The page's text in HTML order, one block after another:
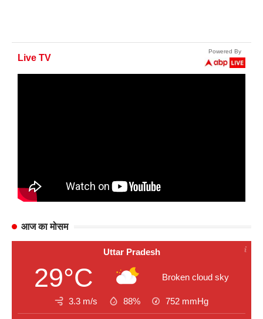
आज का मोसम
Uttar Pradesh
29°C Broken cloud sky
3.3 m/s 88% 752 mmHg